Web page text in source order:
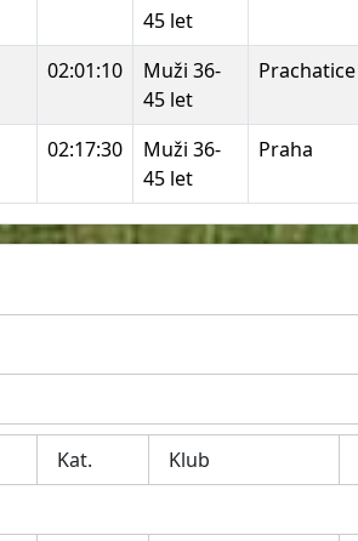
45 let
02:01:10
Muži 36-
45 let
Prachatice
02:17:30
Muži 36-
45 let
Praha
Kat. Klub